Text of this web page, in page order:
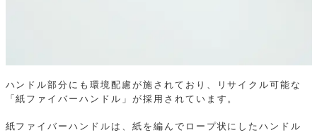
ハンドル部分にも環境配慮が施されており、リサイクル可能な
「紙ファイバーハンドル」が採用されています。
紙ファイバーハンドルは、紙を編んでロープ状にしたハンドル